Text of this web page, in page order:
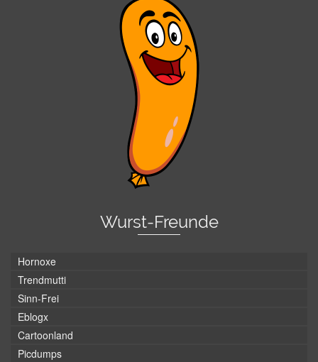
Wurst-Freunde
Hornoxe
Trendmutti
Sinn-Frei
Eblogx
Cartoonland
Picdumps